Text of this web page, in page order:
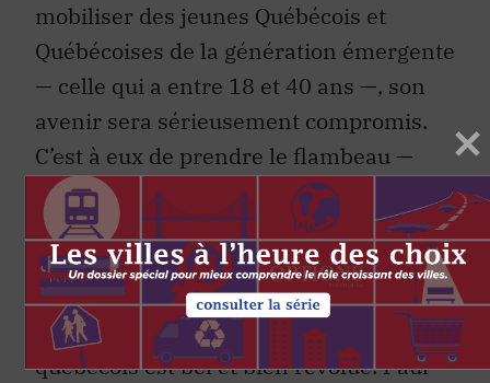
mobiliser des jeunes Québécois et
Québécoises de la génération émergente
— celle qui a entre 18 et 40 ans —, son
avenir sera sérieusement compromis.
C’est à eux de prendre le flambeau —
comme jadis les Marchand, Pelletier,
Trudeau et Lalonde l’ont fait — et de
redéfinir le libéralisme du XXIe siècle.
L’époque où l’intelligentsia du PLC
résistait farouchement au nationalisme
québécois est bel et bien révolue. Paul